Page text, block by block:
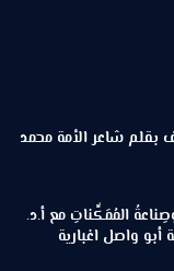
شاعر الأمة محمد
المُمَكِّناتِ مع أ.د.
واصل اغبارية